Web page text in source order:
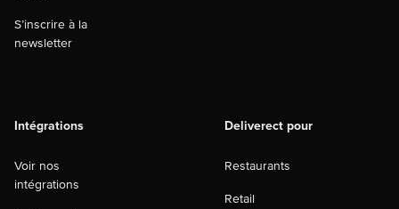
S’inscrire à la
newsletter
Intégrations
Voir nos
intégrations
Deliverect pour
Restaurants
Retail